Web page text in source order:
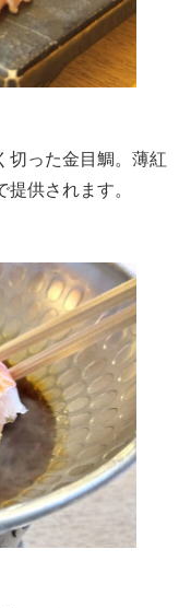
切った金目鯛。薄紅
供されます。